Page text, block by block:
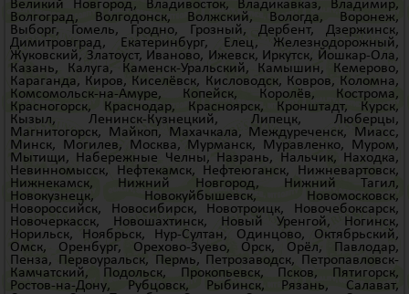
Великий Новгород, Владивосток, Владикавказ, Владимир,
Волгоград, Волгодонск, Волжский, Вологда, Воронеж,
Выборг, Гомель, Гродно, Грозный,Дербент,Дзержинск,
Димитровград, Екатеринбург, Елец, Железнодорожный,
Жуковский, Златоуст, Иваново, Ижевск, Иркутск, Йошкар-Ола,
Казань, Калуга, Каменск-Уральский, Камышин, Кемерово,
Караганда, Киров, Киселёвск, Кисловодск, Ковров, Коломна,
Комсомольск-на-Амуре, Копейск, Королёв, Кострома,
Красногорск, Краснодар, Красноярск, Кронштадт, Курск,
Кызыл, Ленинск-Кузнецкий,Липецк,Люберцы,
Магнитогорск, Майкоп, Махачкала, Междуреченск, Миасс,
Минск, Могилев, Москва, Мурманск, Муравленко, Муром,
Мытищи, Набережные Челны, Назрань, Нальчик, Находка,
Невинномысск, Нефтекамск, Нефтеюганск, Нижневартовск,
Нижнекамск, Нижний Новгород, Нижний Тагил,
Новокузнецк, Новокуйбышевск, Новомосковск,
Новороссийск, Новосибирск, Новотроицк, Новочебоксарск,
Новочеркасск, Новошахтинск, Новый Уренгой, Ногинск,
Норильск, Ноябрьск, Нур-Султан, Одинцово, Октябрьский,
Омск, Оренбург, Орехово-Зуево, Орск, Орёл, Павлодар,
Пенза, Первоуральск, Пермь, Петрозаводск,
Петропавловск-
Камчатский, Подольск, Прокопьевск, Псков, Пятигорск,
Ростов-на-Дону, Рубцовск, Рыбинск, Рязань, Салават,